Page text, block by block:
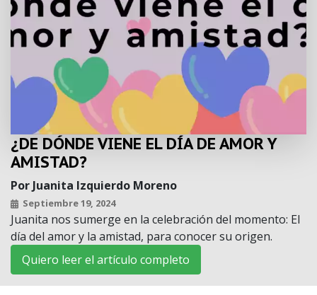
¿DE DÓNDE VIENE EL DÍA DE AMOR Y
AMISTAD?
Por Juanita Izquierdo Moreno
Septiembre 19, 2024
Juanita nos sumerge en la celebración del momento: El
día del amor y la amistad, para conocer su origen.
Quiero leer el artículo completo